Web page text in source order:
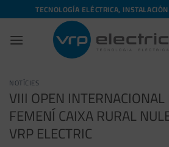
to
content
TECNOLOGÍA ELÉCTRICA,
NOTÍCIES
VIII OPEN
FEMENÍ CAIXA RURAL
VRP ELECTRIC